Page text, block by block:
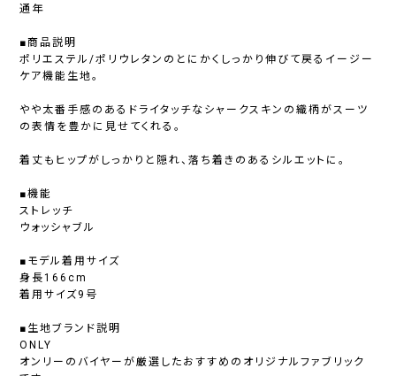
通年
■商品説明
ポリエステル/ポリウレタンのとにかくしっかり伸びて戻るイージー
ケア機能生地。
やや太番手感のあるドライタッチなシャークスキンの織柄がスーツ
の表情を豊かに見せてくれる。
着丈もヒップがしっかりと隠れ、落ち着きのあるシルエットに。
■機能
ストレッチ
ウォッシャブル
■モデル着用サイズ
身長166cm
着用サイズ9号
■生地ブランド説明
ONLY
オンリーのバイヤーが厳選したおすすめのオリジナルファブリック